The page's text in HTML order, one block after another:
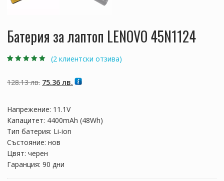
Батерия за лаптоп LENOVO 45N1124
потребителски
оценки
(2 клиентски отзива)
128.13лв. Original
128.13 лв..
75.36 лв.Текущата
Напрежение: 11.1V
Капацитет: 4400mAh (48Wh)
Тип батерия: Li-ion
Състояние: нов
Цвят: черен
Гаранция: 90 дни